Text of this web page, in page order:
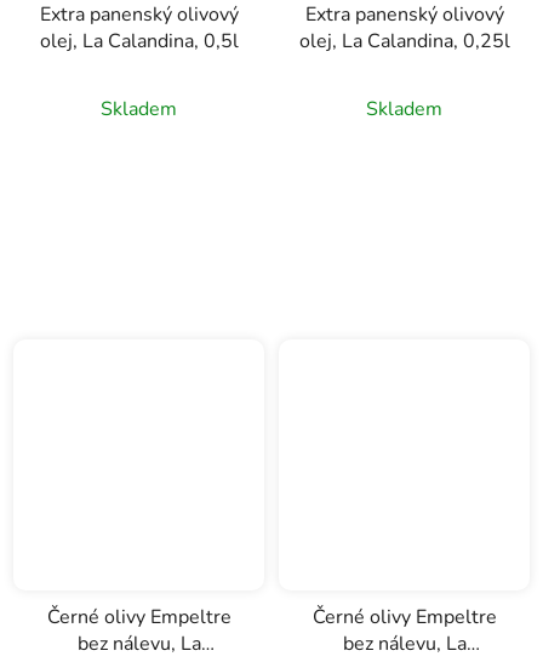
Extra panenský olivový
olej, La Calandina, 0,5l
Skladem
Extra panenský olivový
olej, La Calandina, 0,25l
Skladem
Černé olivy Empeltre
bez nálevu, La
Černé olivy Empeltre
bez nálevu, La